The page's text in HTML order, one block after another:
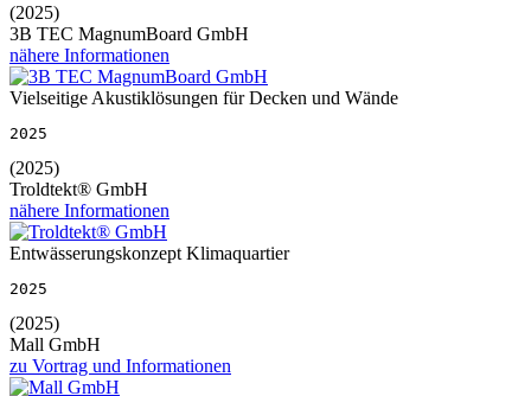
(2025)
3B TEC MagnumBoard GmbH
nähere Informationen
Vielseitige Akustiklösungen für Decken und Wände
2025
(2025)
Troldtekt® GmbH
nähere Informationen
Entwässerungskonzept Klimaquartier
2025
(2025)
Mall GmbH
zu Vortrag und Informationen